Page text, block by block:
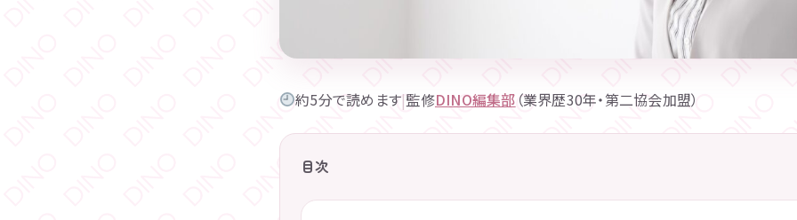
約5分で読めます|監修DINO編集部 （業界歴30年・第二協会加盟）
目次